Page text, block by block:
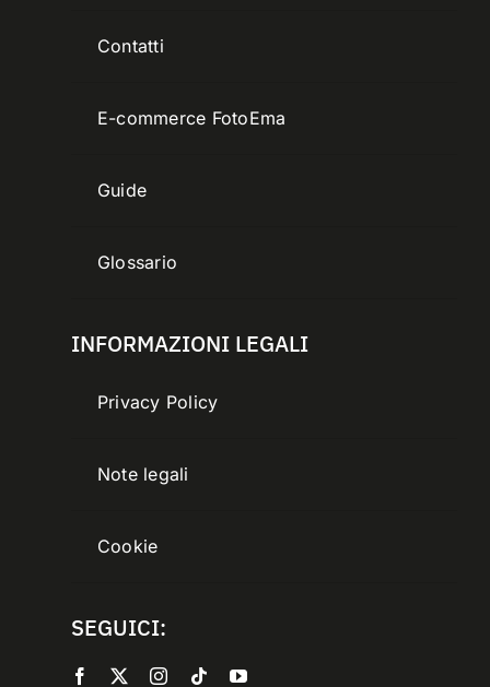
Contatti
E-commerce FotoEma
Guide
Glossario
INFORMAZIONI LEGALI
Privacy Policy
Note legali
Cookie
SEGUICI: